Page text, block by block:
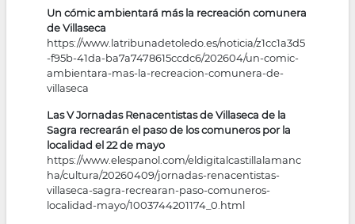
Un cómic ambientará más la recreación comunera
de Villaseca
https://www.latribunadetoledo.es/noticia/z1cc1a3d5
-f95b-41da-ba7a7478615ccdc6/202604/un-comic-
ambientara-mas-la-recreacion-comunera-de-
villaseca
Las V Jornadas Renacentistas de Villaseca de la
Sagra recrearán el paso de los comuneros por la
localidad el 22 de mayo
https://www.elespanol.com/eldigitalcastillalamanc
ha/cultura/20260409/jornadas-renacentistas-
villaseca-sagra-recrearan-paso-comuneros-
localidad-mayo/1003744201174_0.html